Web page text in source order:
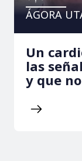
ÁGORA
Un
las
y que